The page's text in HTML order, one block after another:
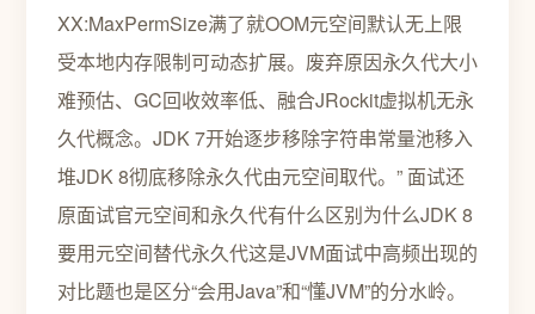
XX:MaxPermSize满了就OOM元空间默认无上限
受本地内存限制可动态扩展。废弃原因永久代大小
难预估、GC回收效率低、融合JRockit虚拟机无永
久代概念。JDK 7开始逐步移除字符串常量池移入
堆JDK 8彻底移除永久代由元空间取代。” 面试还
原面试官元空间和永久代有什么区别为什么JDK 8
要用元空间替代永久代这是JVM面试中高频出现的
对比题也是区分“会用Java”和“懂JVM”的分水岭。